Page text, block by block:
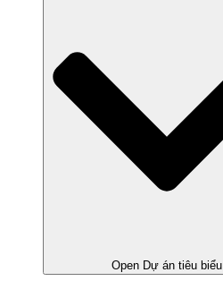
Open Dự án tiêu biểu